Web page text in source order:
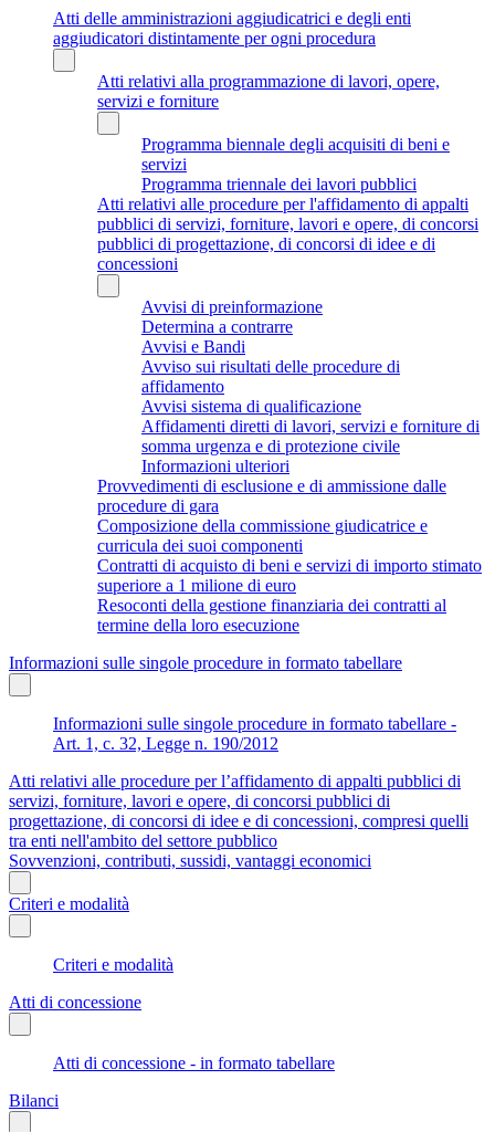
Atti delle amministrazioni aggiudicatrici e degli enti
aggiudicatori distintamente per ogni procedura
Atti relativi alla programmazione di lavori, opere,
servizi e forniture
Programma biennale degli acquisiti di beni e
servizi
Programma triennale dei lavori pubblici
Atti relativi alle procedure per l'affidamento di appalti
pubblici di servizi, forniture, lavori e opere, di concorsi
pubblici di progettazione, di concorsi di idee e di
concessioni
Avvisi di preinformazione
Determina a contrarre
Avvisi e Bandi
Avviso sui risultati delle procedure di
affidamento
Avvisi sistema di qualificazione
Affidamenti diretti di lavori, servizi e forniture di
somma urgenza e di protezione civile
Informazioni ulteriori
Provvedimenti di esclusione e di ammissione dalle
procedure di gara
Composizione della commissione giudicatrice e
curricula dei suoi componenti
Contratti di acquisto di beni e servizi di importo stimato
superiore a 1 milione di euro
Resoconti della gestione finanziaria dei contratti al
termine della loro esecuzione
Informazioni sulle singole procedure in formato tabellare
Informazioni sulle singole procedure in formato tabellare -
Art. 1, c. 32, Legge n. 190/2012
Atti relativi alle procedure per l’affidamento di appalti pubblici di
servizi, forniture, lavori e opere, di concorsi pubblici di
progettazione, di concorsi di idee e di concessioni, compresi quelli
tra enti nell'ambito del settore pubblico
Sovvenzioni, contributi, sussidi, vantaggi economici
Criteri e modalità
Criteri e modalità
Atti di concessione
Atti di concessione - in formato tabellare
Bilanci